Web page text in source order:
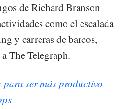
de Richard Branson
como el escalada
y carreras de barcos,
The Telegraph.
para ser más productivo